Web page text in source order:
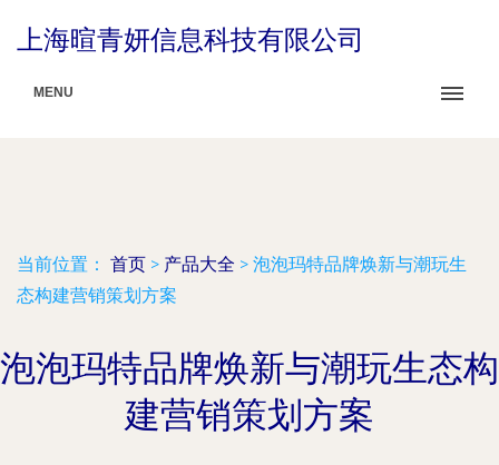
上海暄青妍信息科技有限公司
MENU
当前位置： 首页 > 产品大全 > 泡泡玛特品牌焕新与潮玩生
态构建营销策划方案
泡泡玛特品牌焕新与潮玩生态构
建营销策划方案